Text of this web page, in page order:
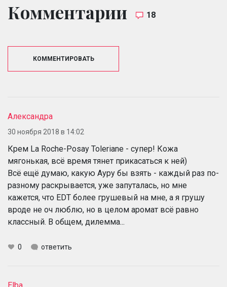
Комментарии 18
КОММЕНТИРОВАТЬ
Александра
30 ноября 2018 в 14:02
Крем La Roche-Posay Toleriane - супер! Кожа
мягонькая, всё время тянет прикасаться к ней)
Всё ещё думаю, какую Ауру бы взять - каждый раз по-
разному раскрывается, уже запуталась, но мне
кажется, что EDT более грушевый на мне, а я грушу
вроде не оч люблю, но в целом аромат всё равно
классный. В общем, дилемма...
0 ответить